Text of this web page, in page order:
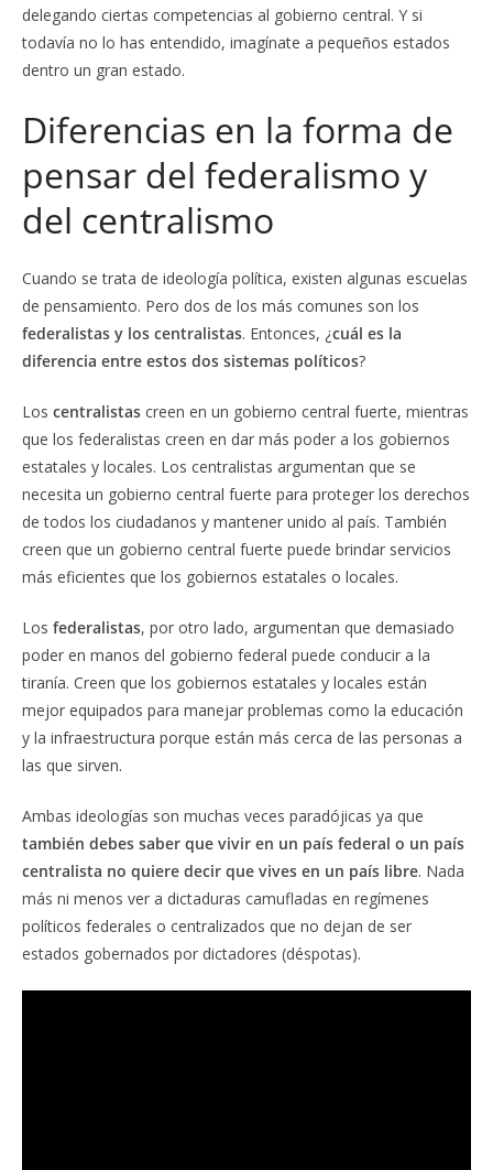
delegando ciertas competencias al gobierno central. Y si
todavía no lo has entendido, imagínate a pequeños estados
dentro un gran estado.
Diferencias en la forma de
pensar del federalismo y
del centralismo
Cuando se trata de ideología política, existen algunas escuelas
de pensamiento. Pero dos de los más comunes son los
federalistas y los centralistas. Entonces, ¿cuál es la
diferencia entre estos dos sistemas políticos?
Los centralistas creen en un gobierno central fuerte, mientras
que los federalistas creen en dar más poder a los gobiernos
estatales y locales. Los centralistas argumentan que se
necesita un gobierno central fuerte para proteger los derechos
de todos los ciudadanos y mantener unido al país. También
creen que un gobierno central fuerte puede brindar servicios
más eficientes que los gobiernos estatales o locales.
Los federalistas, por otro lado, argumentan que demasiado
poder en manos del gobierno federal puede conducir a la
tiranía. Creen que los gobiernos estatales y locales están
mejor equipados para manejar problemas como la educación
y la infraestructura porque están más cerca de las personas a
las que sirven.
Ambas ideologías son muchas veces paradójicas ya que
también debes saber que vivir en un país federal o un país
centralista no quiere decir que vives en un país libre. Nada
más ni menos ver a dictaduras camufladas en regímenes
políticos federales o centralizados que no dejan de ser
estados gobernados por dictadores (déspotas).